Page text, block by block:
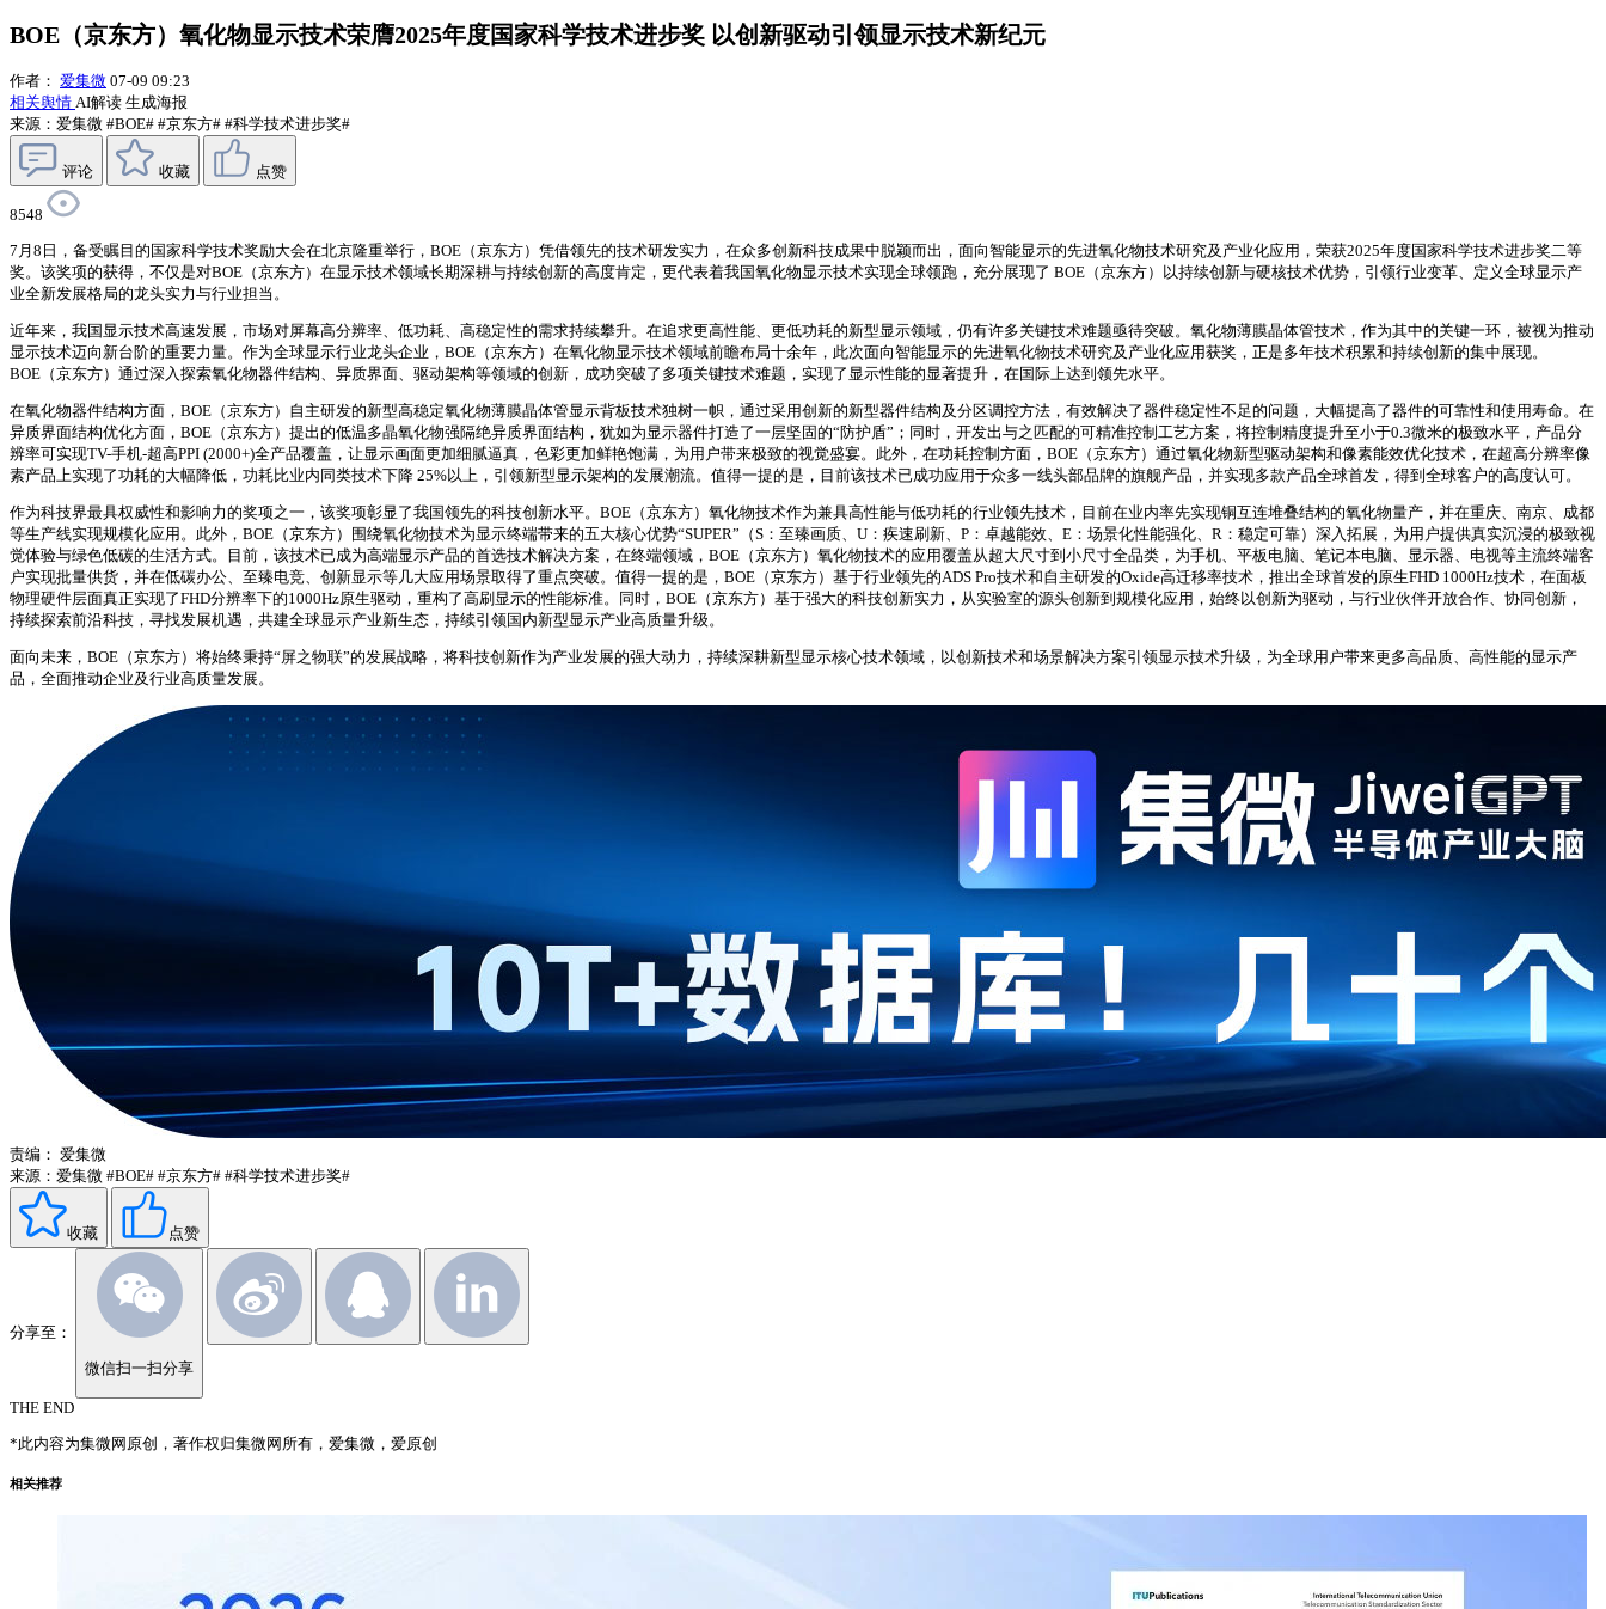
BOE（京东方）氧化物显示技术荣膺2025年度国家科学技术进步奖 以创新驱动引领显示技术新纪元
作者： 爱集微 07-09 09:23
相关舆情 AI解读 生成海报
来源：爱集微 #BOE# #京东方# #科学技术进步奖#
评论 收藏 点赞
8548
7月8日，备受瞩目的国家科学技术奖励大会在北京隆重举行，BOE（京东方）凭借领先的技术研发实力，在众多创新科技成果中脱颖而出，面向智能显示的先进氧化物技术研究及产业化应用，荣获2025年度国家科学技术进步奖二等
奖。该奖项的获得，不仅是对BOE（京东方）在显示技术领域长期深耕与持续创新的高度肯定，更代表着我国氧化物显示技术实现全球领跑，充分展现了 BOE（京东方）以持续创新与硬核技术优势，引领行业变革、定义全球显示产
业全新发展格局的龙头实力与行业担当。
近年来，我国显示技术高速发展，市场对屏幕高分辨率、低功耗、高稳定性的需求持续攀升。在追求更高性能、更低功耗的新型显示领域，仍有许多关键技术难题亟待突破。氧化物薄膜晶体管技术，作为其中的关键一环，被视为推动
显示技术迈向新台阶的重要力量。作为全球显示行业龙头企业，BOE（京东方）在氧化物显示技术领域前瞻布局十余年，此次面向智能显示的先进氧化物技术研究及产业化应用获奖，正是多年技术积累和持续创新的集中展现。
BOE（京东方）通过深入探索氧化物器件结构、异质界面、驱动架构等领域的创新，成功突破了多项关键技术难题，实现了显示性能的显著提升，在国际上达到领先水平。
在氧化物器件结构方面，BOE（京东方）自主研发的新型高稳定氧化物薄膜晶体管显示背板技术独树一帜，通过采用创新的新型器件结构及分区调控方法，有效解决了器件稳定性不足的问题，大幅提高了器件的可靠性和使用寿命。在
异质界面结构优化方面，BOE（京东方）提出的低温多晶氧化物强隔绝异质界面结构，犹如为显示器件打造了一层坚固的“防护盾”；同时，开发出与之匹配的可精准控制工艺方案，将控制精度提升至小于0.3微米的极致水平，产品分
辨率可实现TV-手机-超高PPI (2000+)全产品覆盖，让显示画面更加细腻逼真，色彩更加鲜艳饱满，为用户带来极致的视觉盛宴。此外，在功耗控制方面，BOE（京东方）通过氧化物新型驱动架构和像素能效优化技术，在超高分辨率像
素产品上实现了功耗的大幅降低，功耗比业内同类技术下降 25%以上，引领新型显示架构的发展潮流。值得一提的是，目前该技术已成功应用于众多一线头部品牌的旗舰产品，并实现多款产品全球首发，得到全球客户的高度认可。
作为科技界最具权威性和影响力的奖项之一，该奖项彰显了我国领先的科技创新水平。BOE（京东方）氧化物技术作为兼具高性能与低功耗的行业领先技术，目前在业内率先实现铜互连堆叠结构的氧化物量产，并在重庆、南京、成都
等生产线实现规模化应用。此外，BOE（京东方）围绕氧化物技术为显示终端带来的五大核心优势“SUPER”（S：至臻画质、U：疾速刷新、P：卓越能效、E：场景化性能强化、R：稳定可靠）深入拓展，为用户提供真实沉浸的极致视
觉体验与绿色低碳的生活方式。目前，该技术已成为高端显示产品的首选技术解决方案，在终端领域，BOE（京东方）氧化物技术的应用覆盖从超大尺寸到小尺寸全品类，为手机、平板电脑、笔记本电脑、显示器、电视等主流终端客
户实现批量供货，并在低碳办公、至臻电竞、创新显示等几大应用场景取得了重点突破。值得一提的是，BOE（京东方）基于行业领先的ADS Pro技术和自主研发的Oxide高迁移率技术，推出全球首发的原生FHD 1000Hz技术，在面板
物理硬件层面真正实现了FHD分辨率下的1000Hz原生驱动，重构了高刷显示的性能标准。同时，BOE（京东方）基于强大的科技创新实力，从实验室的源头创新到规模化应用，始终以创新为驱动，与行业伙伴开放合作、协同创新，
持续探索前沿科技，寻找发展机遇，共建全球显示产业新生态，持续引领国内新型显示产业高质量升级。
面向未来，BOE（京东方）将始终秉持“屏之物联”的发展战略，将科技创新作为产业发展的强大动力，持续深耕新型显示核心技术领域，以创新技术和场景解决方案引领显示技术升级，为全球用户带来更多高品质、高性能的显示产
品，全面推动企业及行业高质量发展。
责编： 爱集微
来源：爱集微 #BOE# #京东方# #科学技术进步奖#
收藏 点赞
分享至：
微信扫一扫分享
THE END
*此内容为集微网原创，著作权归集微网所有，爱集微，爱原创
相关推荐